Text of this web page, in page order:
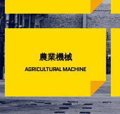
農業機械
AGRICULTURAL MACHINE